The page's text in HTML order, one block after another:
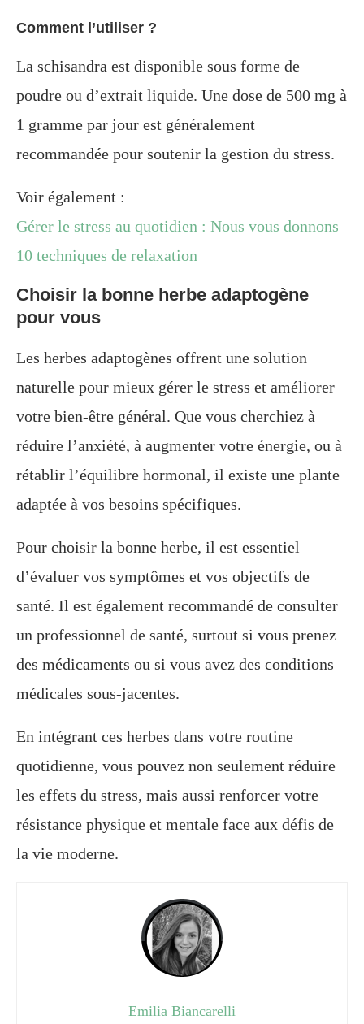
Comment l’utiliser ?
La schisandra est disponible sous forme de
poudre ou d’extrait liquide. Une dose de 500 mg à
1 gramme par jour est généralement
recommandée pour soutenir la gestion du stress.
Voir également :
Gérer le stress au quotidien : Nous vous donnons
10 techniques de relaxation
Choisir la bonne herbe adaptogène
pour vous
Les herbes adaptogènes offrent une solution
naturelle pour mieux gérer le stress et améliorer
votre bien-être général. Que vous cherchiez à
réduire l’anxiété, à augmenter votre énergie, ou à
rétablir l’équilibre hormonal, il existe une plante
adaptée à vos besoins spécifiques.
Pour choisir la bonne herbe, il est essentiel
d’évaluer vos symptômes et vos objectifs de
santé. Il est également recommandé de consulter
un professionnel de santé, surtout si vous prenez
des médicaments ou si vous avez des conditions
médicales sous-jacentes.
En intégrant ces herbes dans votre routine
quotidienne, vous pouvez non seulement réduire
les effets du stress, mais aussi renforcer votre
résistance physique et mentale face aux défis de
la vie moderne.
Emilia Biancarelli